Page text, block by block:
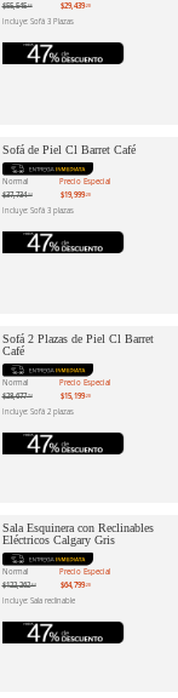
$55,545.66
$29,439.20
Incluye: Sofá 3 Plazas
Sofá de Piel Cl Barret Café
Normal
$37,734
Precio Especial
$19,999.20
Incluye: Sofá 3 plazas
Sofá 2 Plazas de Piel Cl Barret
Café
Normal
$28,677.74
Precio Especial
$15,199.20
Incluye: Sofá 2 plazas
Sala Esquinera con Reclinables
Eléctricos Calgary Gris
Normal
$122,262
Precio Especial
$64,799.20
Incluye: Sala reclinable